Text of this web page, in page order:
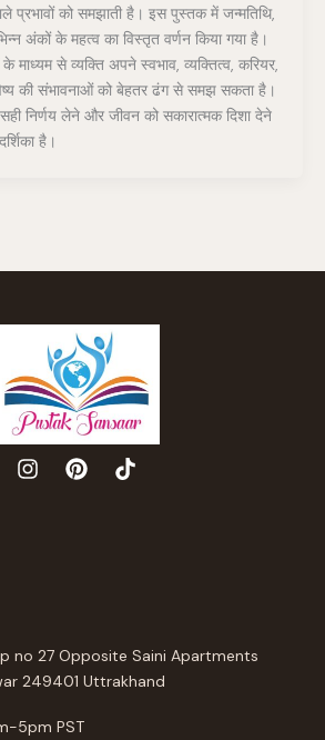
प्रभावों को समझाती है। इस पुस्तक में जन्मतिथि,
अंकों के महत्व का विस्तृत वर्णन किया गया है।
माध्यम से व्यक्ति अपने स्वभाव, व्यक्तित्व, करियर,
की संभावनाओं को बेहतर ढंग से समझ सकता है।
निर्णय लेने और जीवन को सकारात्मक दिशा देने
है।
no 27 Opposite Saini Apartments
249401 Uttrakhand
5pm PST